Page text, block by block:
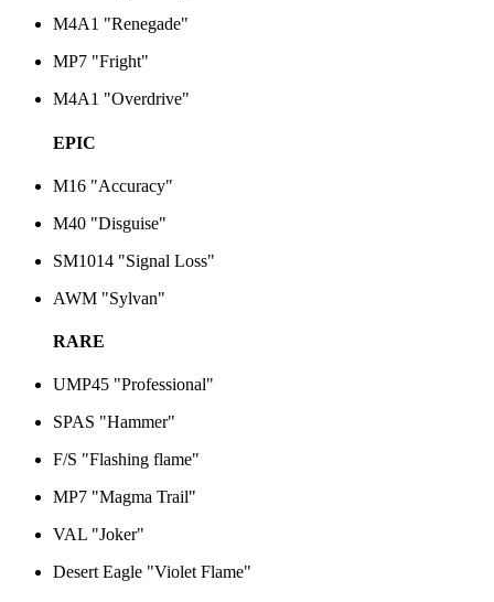
M4A1 "Renegade"
MP7 "Fright"
M4A1 "Overdrive"
EPIC
M16 "Accuracy"
M40 "Disguise"
SM1014 "Signal Loss"
AWM "Sylvan"
RARE
UMP45 "Professional"
SPAS "Hammer"
F/S "Flashing flame"
MP7 "Magma Trail"
VAL "Joker"
Desert Eagle "Violet Flame"